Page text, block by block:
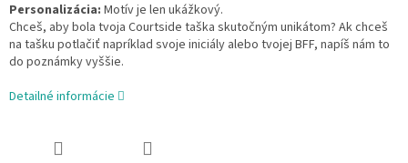
Personalizácia: Motív je len ukážkový.
Chceš, aby bola tvoja Courtside taška skutočným unikátom? Ak chceš
na tašku potlačiť napríklad svoje iniciály alebo tvojej BFF, napíš nám to
do poznámky vyššie.
Detailné informácie